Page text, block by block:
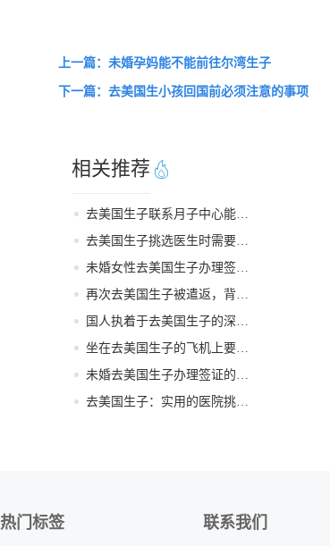
上一篇：未婚孕妈能不能前往尔湾生子
下一篇：去美国生小孩回国前必须注意的事项
相关推荐
去美国生子联系月子中心能解锁哪些省心服务
去美国生子挑选医生时需要考量的因素
未婚女性去美国生子办理签证要注意的事项
再次去美国生子被遣返，背后雷区需警惕
国人执着于去美国生子的深层动因
坐在去美国生子的飞机上要注意什么
未婚去美国生子办理签证的牢记要点
去美国生子：实用的医院挑选指南
热门标签 联系我们